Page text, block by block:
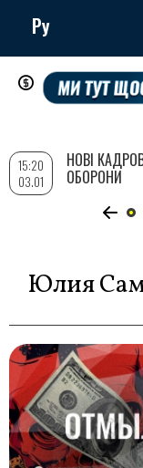
Перейти
до
вмісту
Ру
Юлия
15:20
03.01
НОВІ
ОБОРОНИ